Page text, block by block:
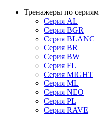
Тренажеры по сериям
Серия AL
Серия BGR
Серия BLANC
Серия BR
Серия BW
Серия FL
Серия MIGHT
Серия ML
Серия NEO
Серия PL
Серия RAVE